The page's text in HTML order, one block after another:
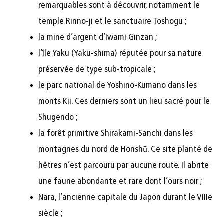
remarquables sont à découvrir, notamment le
temple Rinno-ji et le sanctuaire Toshogu ;
la mine d’argent d’Iwami Ginzan ;
l’île Yaku (Yaku-shima) réputée pour sa nature
préservée de type sub-tropicale ;
le parc national de Yoshino-Kumano dans les
monts Kii. Ces derniers sont un lieu sacré pour le
Shugendo ;
la forêt primitive Shirakami-Sanchi dans les
montagnes du nord de Honshū. Ce site planté de
hêtres n’est parcouru par aucune route. Il abrite
une faune abondante et rare dont l’ours noir ;
Nara, l’ancienne capitale du Japon durant le VIIIe
siècle ;